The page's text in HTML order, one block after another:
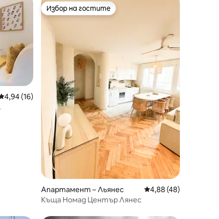
оценка: 4,94 от 5, 16 отзива
4,94 (16)
Избор на гостите
Избор на гостите
Апартамент – Льянес Средна оценка:
4,88 (48)
Къща Номад Център Лянес